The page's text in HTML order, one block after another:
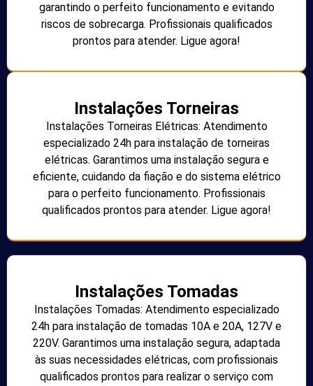
garantindo o perfeito funcionamento e evitando
riscos de sobrecarga. Profissionais qualificados
prontos para atender. Ligue agora!
Instalações Torneiras
Instalações Torneiras Elétricas: Atendimento
especializado 24h para instalação de torneiras
elétricas. Garantimos uma instalação segura e
eficiente, cuidando da fiação e do sistema elétrico
para o perfeito funcionamento. Profissionais
qualificados prontos para atender. Ligue agora!
Instalações Tomadas
Instalações Tomadas: Atendimento especializado
24h para instalação de tomadas 10A e 20A, 127V e
220V. Garantimos uma instalação segura, adaptada
às suas necessidades elétricas, com profissionais
qualificados prontos para realizar o serviço com